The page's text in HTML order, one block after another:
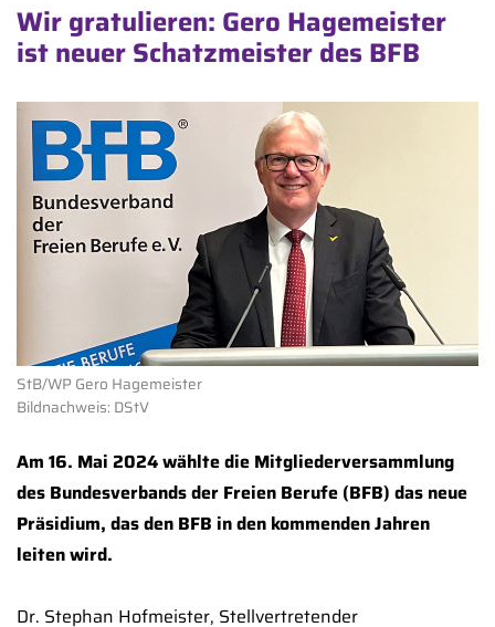
Wir gratulieren: Gero Hagemeister
ist neuer Schatzmeister des BFB
StB/WP Gero Hagemeister
Bildnachweis: DStV
Am 16. Mai 2024 wählte die Mitgliederversammlung
des Bundesverbands der Freien Berufe (BFB) das neue
Präsidium, das den BFB in den kommenden Jahren
leiten wird.
Dr. Stephan Hofmeister, Stellvertretender